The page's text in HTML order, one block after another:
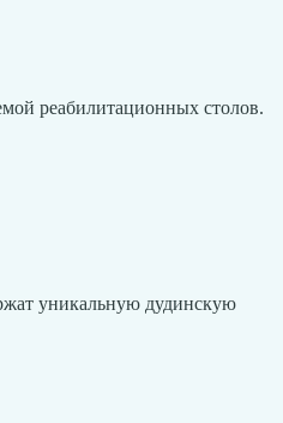
pеабилитационных столов.
уникальную дудинскую